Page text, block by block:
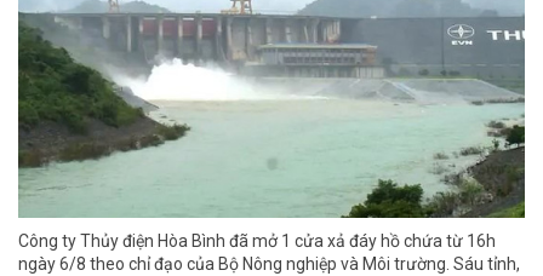
Công ty Thủy điện Hòa Bình đã mở 1 cửa xả đáy hồ chứa từ 16h
ngày 6/8 theo chỉ đạo của Bộ Nông nghiệp và Môi trường. Sáu tỉnh,